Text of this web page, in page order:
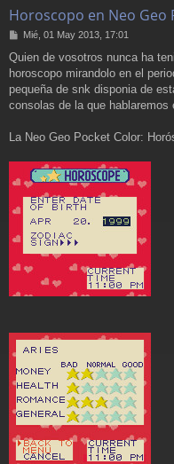
Horoscopo en Neo Geo
M
n
s
a
Mié, 01 May 2013, 17:01
Quien de vosotros nunca ha
horoscopo mirandolo en el
pequeña de snk disponia de
consolas de la que hablaremos
La Neo Geo Pocket Color: